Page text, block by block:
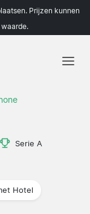
Prijzen kunnen
Serie A
Hotel